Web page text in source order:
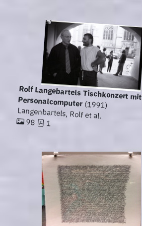
Rolf Langebartels Tischkonzert mit
Personalcomputer(1991)
Langenbartels, Rolf et al.
98 1